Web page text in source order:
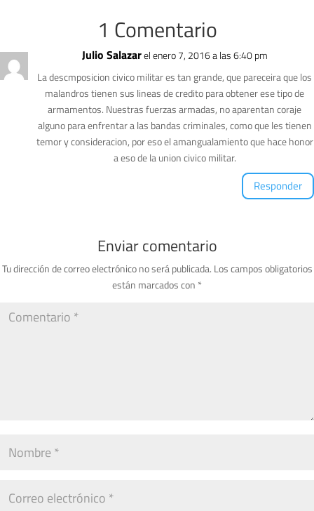
1 Comentario
Julio Salazarel enero 7, 2016 a las 6:40 pm
La descmposicion civico militar es tan grande, que pareceira que los
malandros tienen sus lineas de credito para obtener ese tipo de
armamentos. Nuestras fuerzas armadas, no aparentan coraje
alguno para enfrentar a las bandas criminales, como que les tienen
temor y consideracion, por eso el amangualamiento que hace honor
a eso de la union civico militar.
Responder
Enviar comentario
Tu dirección de correo electrónico no será publicada. Los campos obligatorios
están marcados con *